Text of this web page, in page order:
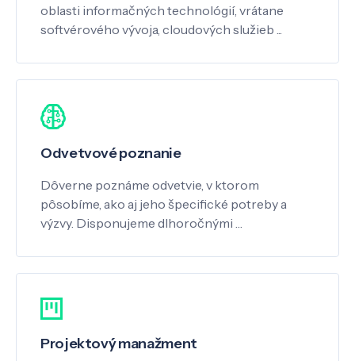
oblasti informačných technológií, vrátane
softvérového vývoja, cloudových služieb ...
Odvetvové poznanie
Dôverne poznáme odvetvie, v ktorom
pôsobíme, ako aj jeho špecifické potreby a
výzvy. Disponujeme dlhoročnými …
Projektový manažment